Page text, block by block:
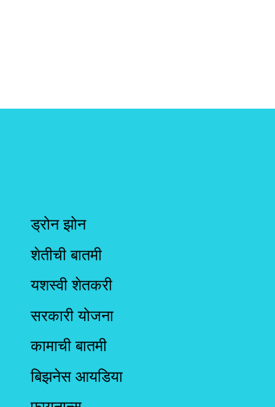
ड्रोन झोन
शेतीची बातमी
यशस्वी शेतकरी
सरकारी योजना
कामाची बातमी
बिझनेस आयडिया